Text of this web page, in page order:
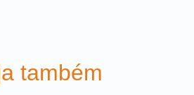
também